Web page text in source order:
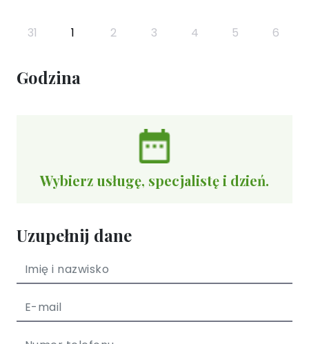
31 1 2 3 4 5 6
Godzina
Wybierz usługę, specjalistę i dzień.
Uzupełnij dane